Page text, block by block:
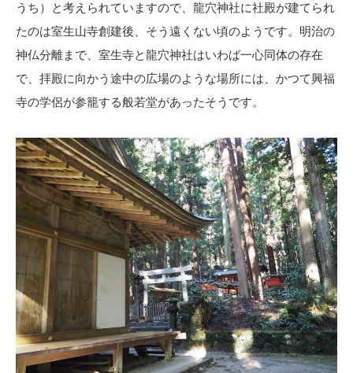
うち）と考えられていますので、龍穴神社に社殿が建てられ
たのは室生山寺創建後、そう遠くない頃のようです。明治の
神仏分離まで、室生寺と龍穴神社はいわば一心同体の存在
で、拝殿に向かう途中の広場のような場所には、かつて興福
寺の学侶が参籠する般若堂があったそうです。